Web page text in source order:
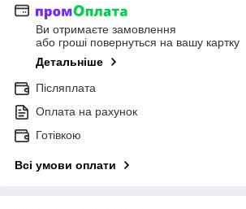
Ви отримаєте замовлення
або гроші повернуться на вашу картку
Детальніше
Післяплата
Оплата на рахунок
Готівкою
Всі умови оплати